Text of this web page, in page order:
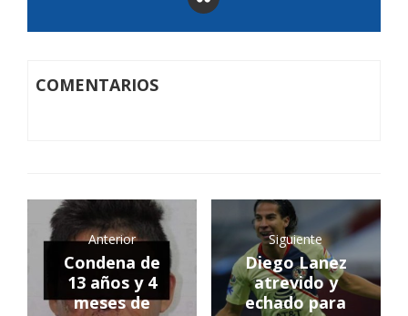
COMENTARIOS
Anterior
Condena de
13 años y 4
meses de
Siguiente
Diego Lanez
atrevido y
echado para